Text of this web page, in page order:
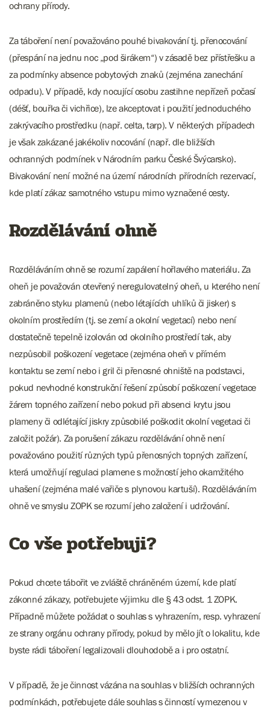
ochrany přírody.
Za táboření není považováno pouhé bivakování tj. přenocování
(přespání na jednu noc „pod širákem“) v zásadě bez přístřešku a
za podmínky absence pobytových znaků (zejména zanechání
odpadu). V případě, kdy nocující osobu zastihne nepřízeň počasí
(déšť, bouřka či vichřice), lze akceptovat i použití jednoduchého
zakrývacího prostředku (např. celta, tarp). V některých případech
je však zakázané jakékoliv nocování (např. dle bližších
ochranných podmínek v Národním parku České Švýcarsko).
Bivakování není možné na území národních přírodních rezervací,
kde platí zákaz samotného vstupu mimo vyznačené cesty.
Rozdělávání ohně
Rozděláváním ohně se rozumí zapálení hořlavého materiálu. Za
oheň je považován otevřený neregulovatelný oheň, u kterého není
zabráněno styku plamenů (nebo létajících uhlíků či jisker) s
okolním prostředím (tj. se zemí a okolní vegetací) nebo není
dostatečně tepelně izolován od okolního prostředí tak, aby
nezpůsobil poškození vegetace (zejména oheň v přímém
kontaktu se zemí nebo i gril či přenosné ohniště na podstavci,
pokud nevhodné konstrukční řešení způsobí poškození vegetace
žárem topného zařízení nebo pokud při absenci krytu jsou
plameny či odlétající jiskry způsobilé poškodit okolní vegetaci či
založit požár). Za porušení zákazu rozdělávání ohně není
považováno použití různých typů přenosných topných zařízení,
která umožňují regulaci plamene s možností jeho okamžitého
uhašení (zejména malé vařiče s plynovou kartuší). Rozděláváním
ohně ve smyslu ZOPK se rozumí jeho založení i udržování.
Co vše potřebuji?
Pokud chcete tábořit ve zvláště chráněném území, kde platí
zákonné zákazy, potřebujete výjimku dle § 43 odst. 1 ZOPK.
Případně můžete požádat o souhlas s vyhrazením, resp. vyhrazení
ze strany orgánu ochrany přírody, pokud by mělo jít o lokalitu, kde
byste rádi táboření legalizovali dlouhodobě a i pro ostatní.
V případě, že je činnost vázána na souhlas v bližších ochranných
podmínkách, potřebujete dále souhlas s činností vymezenou v